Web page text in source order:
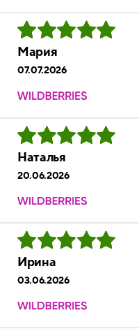
Мария
07.07.2026
Наталья
20.06.2026
Ирина
03.06.2026